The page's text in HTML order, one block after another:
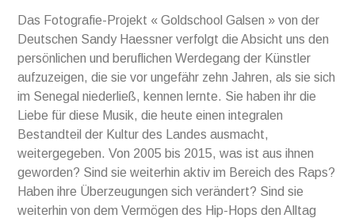
Das Fotografie-Projekt « Goldschool Galsen » von der
Deutschen Sandy Haessner verfolgt die Absicht uns den
persönlichen und beruflichen Werdegang der Künstler
aufzuzeigen, die sie vor ungefähr zehn Jahren, als sie sich
im Senegal niederließ, kennen lernte. Sie haben ihr die
Liebe für diese Musik, die heute einen integralen
Bestandteil der Kultur des Landes ausmacht,
weitergegeben. Von 2005 bis 2015, was ist aus ihnen
geworden? Sind sie weiterhin aktiv im Bereich des Raps?
Haben ihre Überzeugungen sich verändert? Sind sie
weiterhin von dem Vermögen des Hip-Hops den Alltag